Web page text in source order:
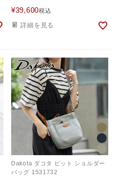
¥39,600税込
詳細を見る
Dakota ダコタ ピット ショルダー
バッグ 1531732